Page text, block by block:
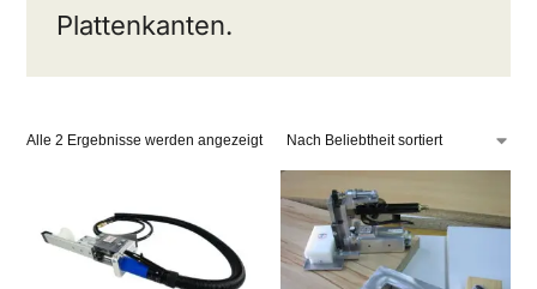
Plattenkanten.
Alle 2 Ergebnisse werden angezeigt